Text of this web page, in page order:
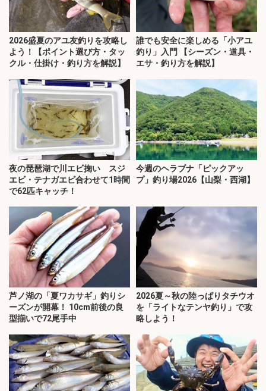
2026盛夏のアユ友釣りを攻略し
よう！【ポイント選び方・タッ
クル・仕掛け・釣り方を解説】
誰でも安全に楽しめる「小アユ
釣り」入門 【シーズン・道具・
エサ・釣り方を解説】
夜の琵琶湖で川エビ掬い スジ
エビ・テナガエビ合わせて1時間
で62匹キャッチ！
今週のヘラブナ「ピックアッ
プ」釣り場2026【山梨・西湖】
芦ノ湖の「夏ワカサギ」釣りシ
ーズンが開幕！ 10cm前後の良
型揃いで72尾手中
2026夏～秋の陸っぱりタチウオ
を「ライトなテンヤ釣り」で攻
略しよう！